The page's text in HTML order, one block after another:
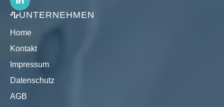
UNTERNEHMEN
Home
Kontakt
Impressum
Datenschutz
AGB